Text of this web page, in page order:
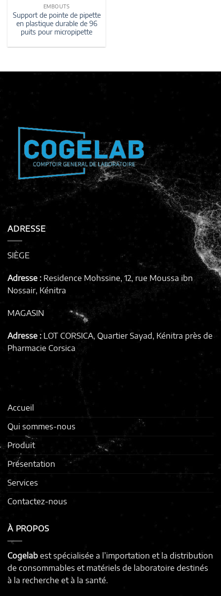
EMBOUTS
Support de pointe de pipette
en plastique durable de 96
puits pour micropipette
ADRESSE
SIÈGE
Adresse : Residence Mohssine, 12, rue Moussa ibn
Nossair, Kénitra
MAGASIN
Adresse : LOT CORSICA, Quartier Sayad, Kénitra près de
Pharmacie Corsica
Accueil
Qui sommes-nous
Produit
Présentation
Services
Contactez-nous
À PROPOS
Cogelab est spécialisée a l’importation et la distribution
de consommables et matériels de laboratoire destinés
à la recherche et à la santé.